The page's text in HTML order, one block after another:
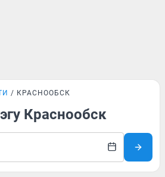
КРАСНООБСК
Краснообск